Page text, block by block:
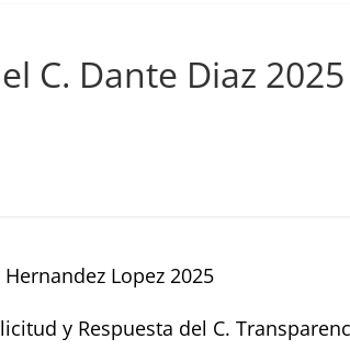
C. Dante Diaz 2025
Lopez 2025
y Respuesta del C.